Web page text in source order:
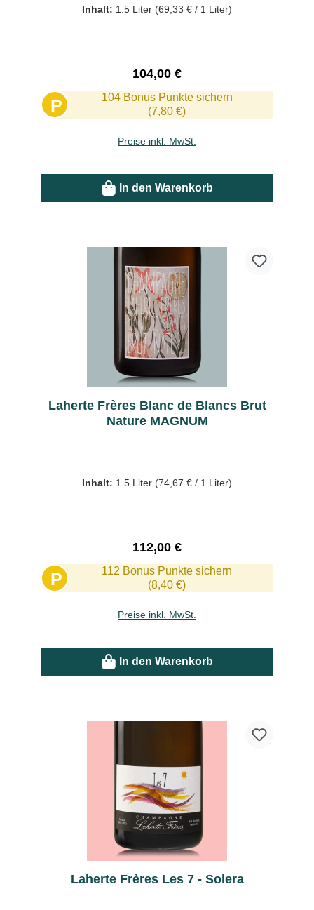
Inhalt: 1.5 Liter (69,33 € / 1 Liter)
Regulärer Preis:
104,00 €
P
104 Bonus Punkte sichern
(7,80 €)
Preise inkl. MwSt.
In den Warenkorb
Laherte Frères Blanc de Blancs Brut
Nature MAGNUM
Inhalt: 1.5 Liter (74,67 € / 1 Liter)
Regulärer Preis:
112,00 €
P
112 Bonus Punkte sichern
(8,40 €)
Preise inkl. MwSt.
In den Warenkorb
Laherte Frères Les 7 - Solera